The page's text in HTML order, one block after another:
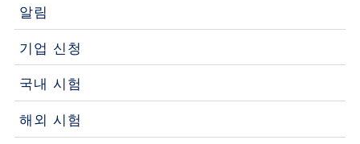
알림
기업 신청
국내 시험
해외 시험